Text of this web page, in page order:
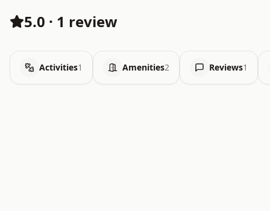
5.0 · 1 review
Activities1 Amenities2 Reviews1